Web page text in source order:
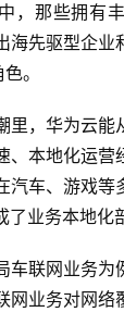
，那些拥有
海先驱型企业
。
里，华为云能
、本地化运营
汽车、游戏等
业务本地化
车联网业务为
网业务对网络